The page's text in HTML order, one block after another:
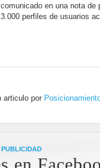
comunicado en una nota
3.000 perfiles de usuarios
articulo por
PUBLICIDAD